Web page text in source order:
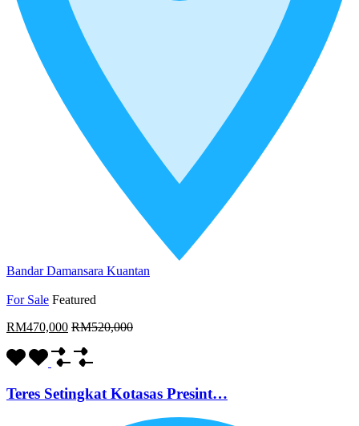
Bandar Damansara Kuantan
For Sale Featured
RM470,000 RM520,000
Teres Setingkat Kotasas Presint…